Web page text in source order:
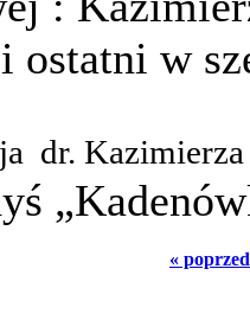
ostatni w
dr. Kazimierza
«